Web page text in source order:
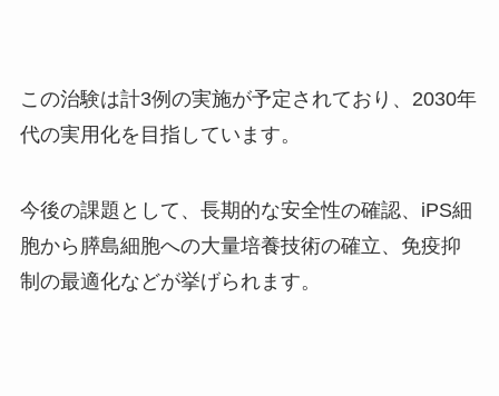
この治験は計3例の実施が予定されており、2030年
代の実用化を目指しています。
今後の課題として、長期的な安全性の確認、iPS細
胞から膵島細胞への大量培養技術の確立、免疫抑
制の最適化などが挙げられます。